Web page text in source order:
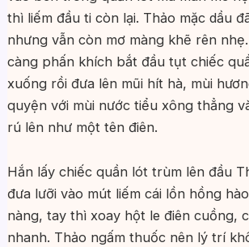
thì liếm đầu ti còn lại. Thảo mặc dầu
nhưng vẫn còn mơ màng khẽ rên
càng phấn khích bắt đầu tụt chiếc
xuống rồi đưa lên mũi hít hà, mùi
quyện với mùi nước tiểu xông thẳng
rú lên như một tên điên.
Hắn lấy chiếc quần lót trùm lên đầu
đưa lưỡi vào mút liếm cái lồn hồng
nàng, tay thì xoay hột le điên cuồng,
nhanh. Thảo ngấm thuốc nên lý trí